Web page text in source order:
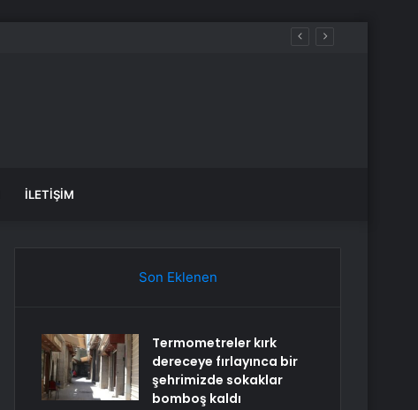
İLETIŞIM
Son Eklenen
Termometreler kırk
dereceye fırlayınca bir
şehrimizde sokaklar
bomboş kaldı